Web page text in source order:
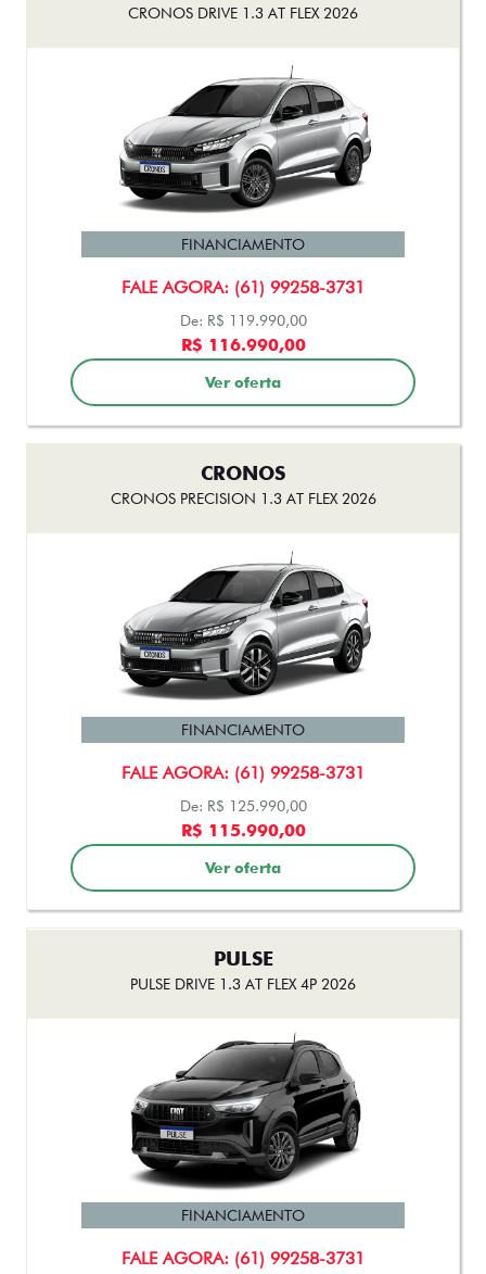
CRONOS DRIVE 1.3 AT FLEX 2026
FALE AGORA: (61) 99258-3731
FINANCIAMENTO
De: R$ 119.990,00
R$ 116.990,00
Ver oferta
CRONOS
CRONOS PRECISION 1.3 AT FLEX 2026
FALE AGORA: (61) 99258-3731
FINANCIAMENTO
De: R$ 125.990,00
R$ 115.990,00
Ver oferta
PULSE
PULSE DRIVE 1.3 AT FLEX 4P 2026
FALE AGORA: (61) 99258-3731
FINANCIAMENTO